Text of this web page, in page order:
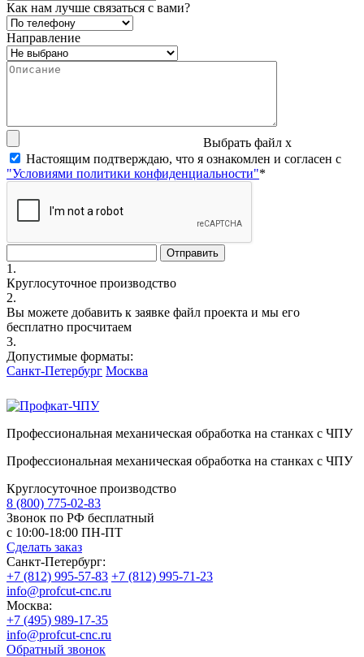
Как нам лучше связаться с вами?
Направление
Выбрать файл x
Настоящим подтверждаю, что я ознакомлен и согласен с
"Условиями политики конфиденциальности"*
1.
Круглосуточное производство
2.
Вы можете добавить к заявке файл проекта и мы его
бесплатно просчитаем
3.
Допустимые форматы:
Санкт-Петербург Москва
Профессиональная механическая обработка на станках с ЧПУ
Профессиональная механическая обработка на станках с ЧПУ
Круглосуточное производство
8 (800) 775-02-83
Звонок по РФ бесплатный
с 10:00-18:00 ПН-ПТ
Сделать заказ
Санкт-Петербург:
+7 (812) 995-57-83 +7 (812) 995-71-23
info@profcut-cnc.ru
Москва:
+7 (495) 989-17-35
info@profcut-cnc.ru
Обратный звонок